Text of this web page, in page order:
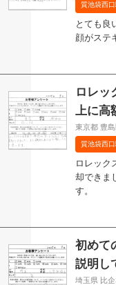
質池袋西
とても良
顔がステ
ロレッ
上に高
東京都 豊
質池袋西
ロレック
却できま
す。
初めて
説明し
埼玉県 比